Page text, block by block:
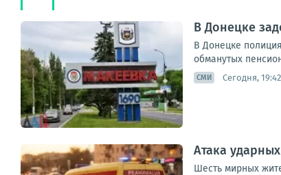
В Донецке
В Донецке
обманутых
СМИ Сегодня, 19:42
Атака
Шесть мирных